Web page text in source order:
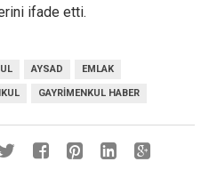
ifade etti.
AYSAD EMLAK
GAYRIMENKUL HABER